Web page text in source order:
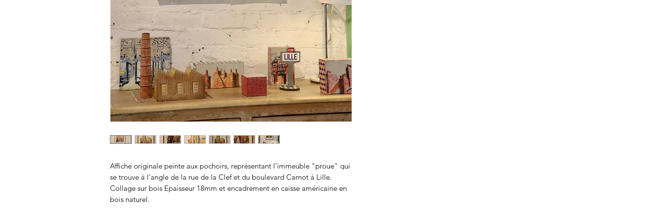
Affiche originale peinte aux pochoirs, représentant l'immeuble "proue" qui
se trouve à l'angle de la rue de la Clef et du boulevard Carnot à Lille.
Collage sur bois Epaisseur 18mm et encadrement en caisse américaine en
bois naturel.